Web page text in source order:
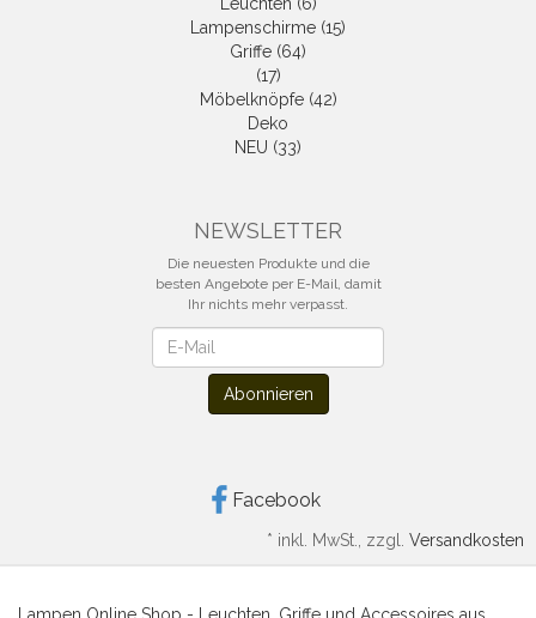
Lampenschirme (15)
Griffe (64)
(17)
Möbelknöpfe (42)
Deko
NEU (33)
NEWSLETTER
Die neuesten Produkte und die
besten Angebote per E-Mail, damit
Ihr nichts mehr verpasst.
Abonnieren
Facebook
* inkl. MwSt., zzgl. Versandkosten